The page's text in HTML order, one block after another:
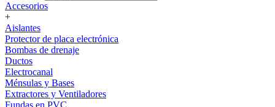
Accesorios
+
Aislantes
Protector de placa electrónica
Bombas de drenaje
Ductos
Electrocanal
Ménsulas y Bases
Extractores y Ventiladores
Fundas en PVC